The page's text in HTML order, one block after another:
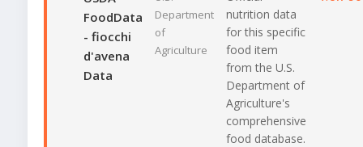
FoodData
- fiocchi
d'avena
Data
Department
of
Agriculture
nutrition data
for this specific
food item
from the U.S.
Department of
Agriculture's
comprehensive
food database.